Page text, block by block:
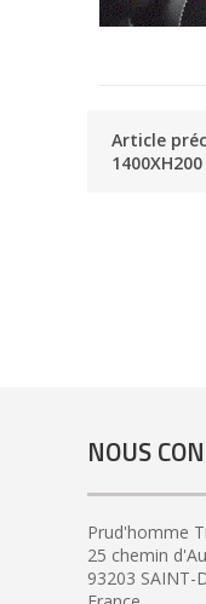
Article
1400XH200
NOUS
Prud'homme
25 chemin
93203 SAINT-